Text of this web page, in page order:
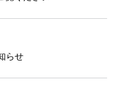
らせ